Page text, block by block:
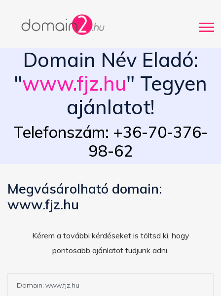
Domain Név Eladó:
"www.fjz.hu" Tegyen
ajánlatot!
Telefonszám: +36-70-376-
98-62
Megvásárolható domain:
www.fjz.hu
Kérem a további kérdéseket is töltsd ki, hogy
pontosabb ajánlatot tudjunk adni.